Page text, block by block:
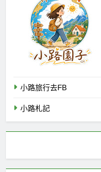
小路旅行去FB
小路札記